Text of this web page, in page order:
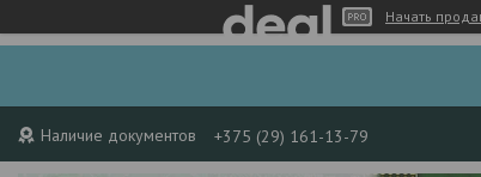
Начать
Наличие документов +375 (29) 161-13-79